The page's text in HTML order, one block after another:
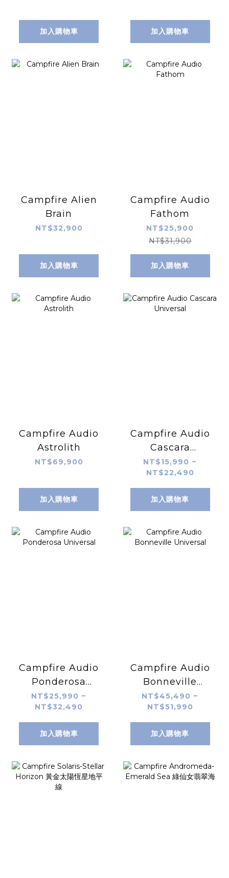
加入購物車 加入購物車
Campfire Alien
Brain
NT$32,900
加入購物車
Campfire Audio
Fathom
NT$25,900
NT$31,900
加入購物車
Campfire Audio
Astrolith
NT$69,900
加入購物車
Campfire Audio
Cascara
Universal
NT$15,990 ~
NT$22,490
加入購物車
Campfire Audio
Ponderosa
Universal
NT$25,990 ~
NT$32,490
加入購物車
Campfire Audio
Bonneville
Universal
NT$45,490 ~
NT$51,990
加入購物車